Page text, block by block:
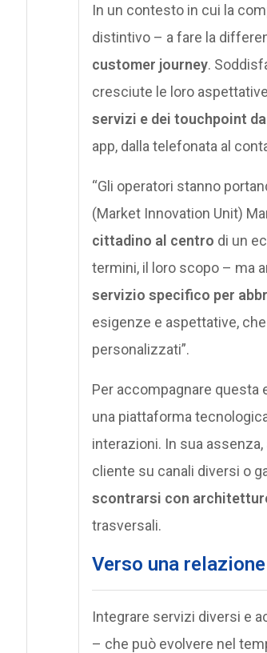
In un contesto in cui la
distintivo – a fare la
customer journey.
cresciute le loro
servizi e dei touchpoint
app, dalla telefonata al
“Gli operatori stanno
(Market Innovation Unit)
cittadino al centro di un
termini, il loro scopo – ma
servizio specifico per
esigenze e aspettative,
personalizzati”.
Per accompagnare questa
una piattaforma
interazioni. In sua
cliente su canali diversi o
scontrarsi con
trasversali.
Verso una
Integrare servizi diversi e
– che può evolvere nel